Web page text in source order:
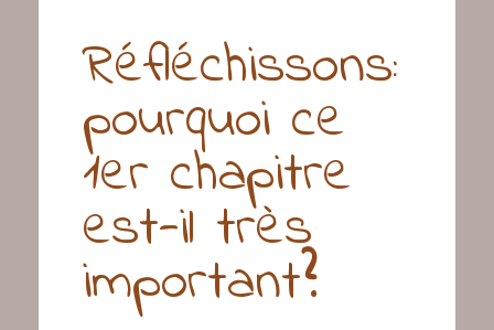
Réfléchissons:
pourquoi ce
1er chapitre
est-il très
important?